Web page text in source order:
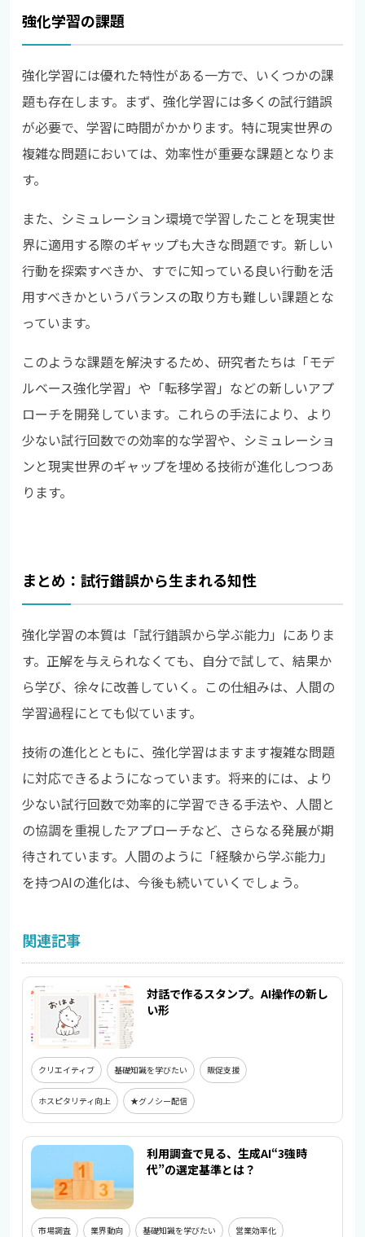
強化学習の課題
強化学習には優れた特性がある一方で、いくつかの課
題も存在します。まず、強化学習には多くの試行錯誤
が必要で、学習に時間がかかります。特に現実世界の
複雑な問題においては、効率性が重要な課題となりま
す。
また、シミュレーション環境で学習したことを現実世
界に適用する際のギャップも大きな問題です。新しい
行動を探索すべきか、すでに知っている良い行動を活
用すべきかというバランスの取り方も難しい課題とな
っています。
このような課題を解決するため、研究者たちは「モデ
ルベース強化学習」や「転移学習」などの新しいアプ
ローチを開発しています。これらの手法により、より
少ない試行回数での効率的な学習や、シミュレーショ
ンと現実世界のギャップを埋める技術が進化しつつあ
ります。
まとめ：試行錯誤から生まれる知性
強化学習の本質は「試行錯誤から学ぶ能力」にありま
す。正解を与えられなくても、自分で試して、結果か
ら学び、徐々に改善していく。この仕組みは、人間の
学習過程にとても似ています。
技術の進化とともに、強化学習はますます複雑な問題
に対応できるようになっています。将来的には、より
少ない試行回数で効率的に学習できる手法や、人間と
の協調を重視したアプローチなど、さらなる発展が期
待されています。人間のように「経験から学ぶ能力」
を持つAIの進化は、今後も続いていくでしょう。
関連記事
対話で作るスタンプ。AI操作の新し
い形
クリエイティブ 基礎知識を学びたい 販促支援
ホスピタリティ向上 ★グノシー配信
利用調査で見る、生成AI“3強時
代”の選定基準とは？
市場調査 業界動向 基礎知識を学びたい 営業効率化